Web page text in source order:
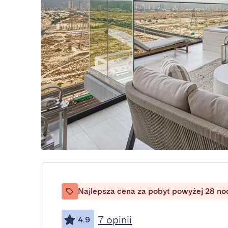
Najlepsza cena za pobyt powyżej 28
4.9 7 opinii